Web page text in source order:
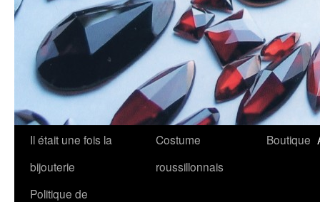
Il était une fois la
bijouterie
Costume
roussillonnais
Boutique
Politique de